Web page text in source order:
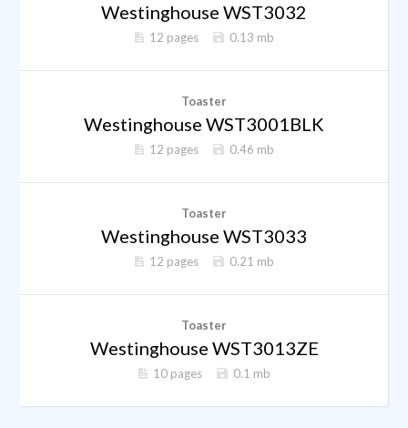
Westinghouse WST3032
12 pages 0.13 mb
Toaster
Westinghouse WST3001BLK
12 pages 0.46 mb
Toaster
Westinghouse WST3033
12 pages 0.21 mb
Toaster
Westinghouse WST3013ZE
10 pages 0.1 mb